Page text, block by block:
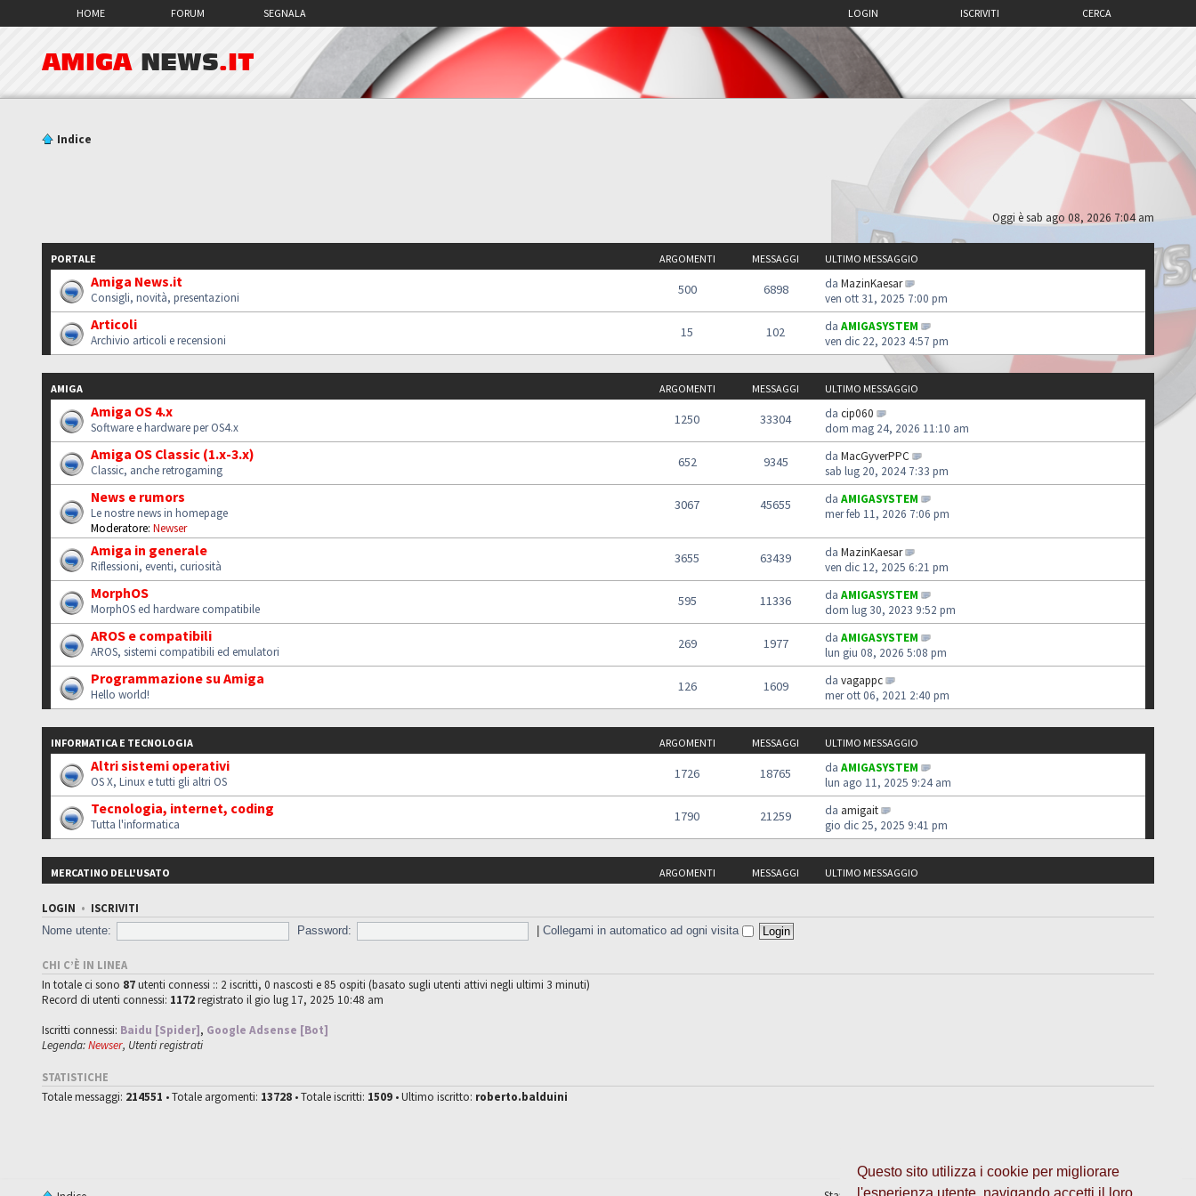
Questo sito utilizza i cookie per migliorare
l'esperienza utente, navigando accetti il loro
HOME FORUM SEGNALA CERCA
ISCRIVITI
LOGIN
AMIGA NEWS.IT
Indice
Oggi è sab ago 08, 2026 7:04 am
PORTALE ARGOMENTI MESSAGGI ULTIMO MESSAGGIO
Amiga News.it
Consigli, novità, presentazioni
500 6898 da MazinKaesar
ven ott 31, 2025 7:00 pm
Articoli
Archivio articoli e recensioni
15 102 da AMIGASYSTEM
ven dic 22, 2023 4:57 pm
AMIGA ARGOMENTI MESSAGGI ULTIMO MESSAGGIO
Amiga OS 4.x
Software e hardware per OS4.x
1250 33304 da cip060
dom mag 24, 2026 11:10 am
Amiga OS Classic (1.x-3.x)
Classic, anche retrogaming
652 9345 da MacGyverPPC
sab lug 20, 2024 7:33 pm
News e rumors
Le nostre news in homepage
Moderatore: Newser
3067 45655 da AMIGASYSTEM
mer feb 11, 2026 7:06 pm
Amiga in generale
Riflessioni, eventi, curiosità
3655 63439 da MazinKaesar
ven dic 12, 2025 6:21 pm
MorphOS
MorphOS ed hardware compatibile
595 11336 da AMIGASYSTEM
dom lug 30, 2023 9:52 pm
AROS e compatibili
AROS, sistemi compatibili ed emulatori
269 1977 da AMIGASYSTEM
lun giu 08, 2026 5:08 pm
Programmazione su Amiga
Hello world!
126 1609 da vagappc
mer ott 06, 2021 2:40 pm
INFORMATICA E TECNOLOGIA ARGOMENTI MESSAGGI ULTIMO MESSAGGIO
Altri sistemi operativi
OS X, Linux e tutti gli altri OS
1726 18765 da AMIGASYSTEM
lun ago 11, 2025 9:24 am
Tecnologia, internet, coding
Tutta l'informatica
1790 21259 da amigait
gio dic 25, 2025 9:41 pm
MERCATINO DELL'USATO ARGOMENTI MESSAGGI ULTIMO MESSAGGIO
LOGIN • ISCRIVITI
Nome utente:
Password: |Collegami in automatico ad ogni visita
CHI C’È IN LINEA
In totale ci sono 87utenti connessi :: 2 iscritti, 0 nascosti e 85 ospiti (basato sugli utenti attivi negli ultimi 3 minuti)
Record di utenti connessi: 1172registrato il gio lug 17, 2025 10:48 am
Iscritti connessi: Baidu [Spider], Google Adsense [Bot]
Legenda:Newser, Utenti registrati
STATISTICHE
Totale messaggi: 214551 • Totale argomenti: 13728 • Totale iscritti: 1509 • Ultimo iscritto: roberto.balduini